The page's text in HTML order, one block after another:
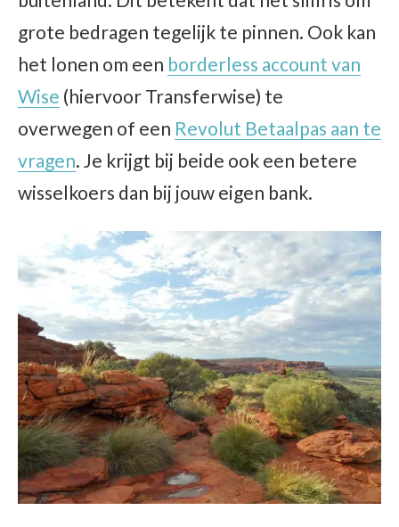
grote bedragen tegelijk te pinnen. Ook kan
het lonen om een borderless account van
Wise (hiervoor Transferwise) te
overwegen of een Revolut Betaalpas aan te
vragen. Je krijgt bij beide ook een betere
wisselkoers dan bij jouw eigen bank.